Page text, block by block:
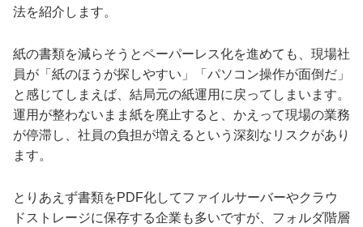
法を紹介します。
紙の書類を減らそうとペーパーレス化を進めても、現場社
員が「紙のほうが探しやすい」「パソコン操作が面倒だ」
と感じてしまえば、結局元の紙運用に戻ってしまいます。
運用が整わないまま紙を廃止すると、かえって現場の業務
が停滞し、社員の負担が増えるという深刻なリスクがあり
ます。
とりあえず書類をPDF化してファイルサーバーやクラウ
ドストレージに保存する企業も多いですが、フォルダ階層